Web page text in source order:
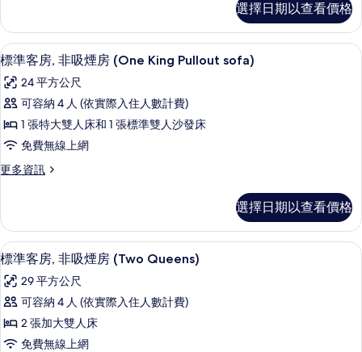
Early
Park
Admission*)
的
所
有
相
非
吸
煙
(Includes
Early
Admission*)
的
情
選擇日期以查看價格
顯
示
標
準
客
非
煙
房
(One
King
Pullout
sofa)
的
客房內保險箱、書桌、熨斗/熨衣板、
4
標準客房, 非吸煙房 (One King Pullout sofa)
24 平方公尺
可容納 4 人 (依實際入住人數計費)
1 張特大雙人床和 1 張標準雙人沙發床
免費無線上網
更多資訊
更
客
房,
非
煙
房
King
Pullout
選擇日期以查看價格
顯
示
標
準
客
客房內保險箱、書桌、熨斗/熨衣板、
5
標準客房, 非吸煙房 (Two Queens)
29 平方公尺
可容納 4 人 (依實際入住人數計費)
2 張加大雙人床
免費無線上網